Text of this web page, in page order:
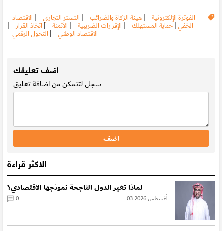
الفوترة الإلكترونية |هيئة الزكاة والضرائب | التستر التجاري | الاقتصاد
الخفي|حماية المستهلك | الإقرارات الضريبية | الأتمتة |اتخاذ القرار |
الاقتصاد الوطني | التحول الرقمي
اضف تعليقك
سجللتتمكن من اضافة تعليق
الاكثر قراءة
لماذا تغير الدول الناجحة نموذجها الاقتصادي؟
03 أغسطس 2026 0